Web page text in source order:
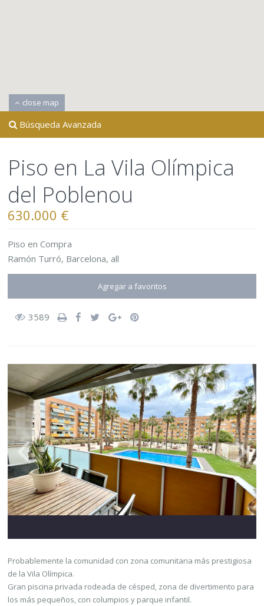
close map
Búsqueda Avanzada
Piso en La Vila Olímpica
del Poblenou
630.000 €
Piso en Compra
Ramón Turró, Barcelona, all
Agregar a favoritos
3589
Probablemente la comunidad con zona comunitaria más prestigiosa
de la Vila Olímpica.
Gran piscina privada rodeada de césped, zona de divertimento para
los más pequeños, con columpios y parque infantil.